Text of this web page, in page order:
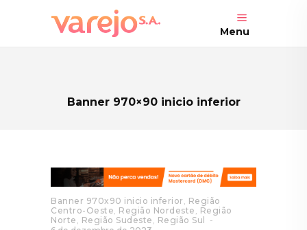
Menu
Banner 970×90 inicio inferior
Banner 970x90 inicio inferior
Região
Centro-Oeste Região Nordeste
Região
Norte
Região Sudeste
Região Sul